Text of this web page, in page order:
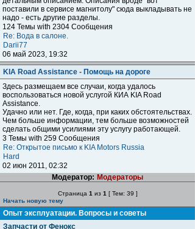
поставили в сервисе магнитолу" сюда выкладывать не
надо - есть другие разделы.
124 Темы with 2304 Сообщения
Re: Вода в салоне.
Darii77
06 май 2023, 19:32
KIA Road Assistance - Помощь на дороге
Здесь размещаем все случаи, когда удалось
воспользоваться новой услугой КИА KIA Road
Assistance.
Удачно или нет. Где, когда, при каких обстоятельствах.
Чем больше информации, тем больше возможностей
сделать общими усилиями эту услугу работающей.
3 Темы with 259 Сообщения
Re: Открытое письмо к KIA Motors Russia
Нard
02 июн 2011, 02:32
Модератор: Модераторы
Страница 1 из 1 [ Тем: 39 ]
Начать новую тему
Опыт эксплуатации. Вопросы и советы
Запчасти от Фенокс